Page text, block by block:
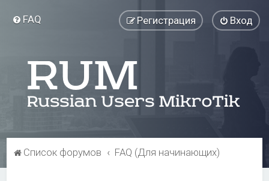
FAQ Вход
Регистрация
Список форумов FAQ (Для начинающих)